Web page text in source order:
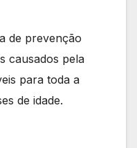
de prevenção
causados pela
para toda a
de idade.